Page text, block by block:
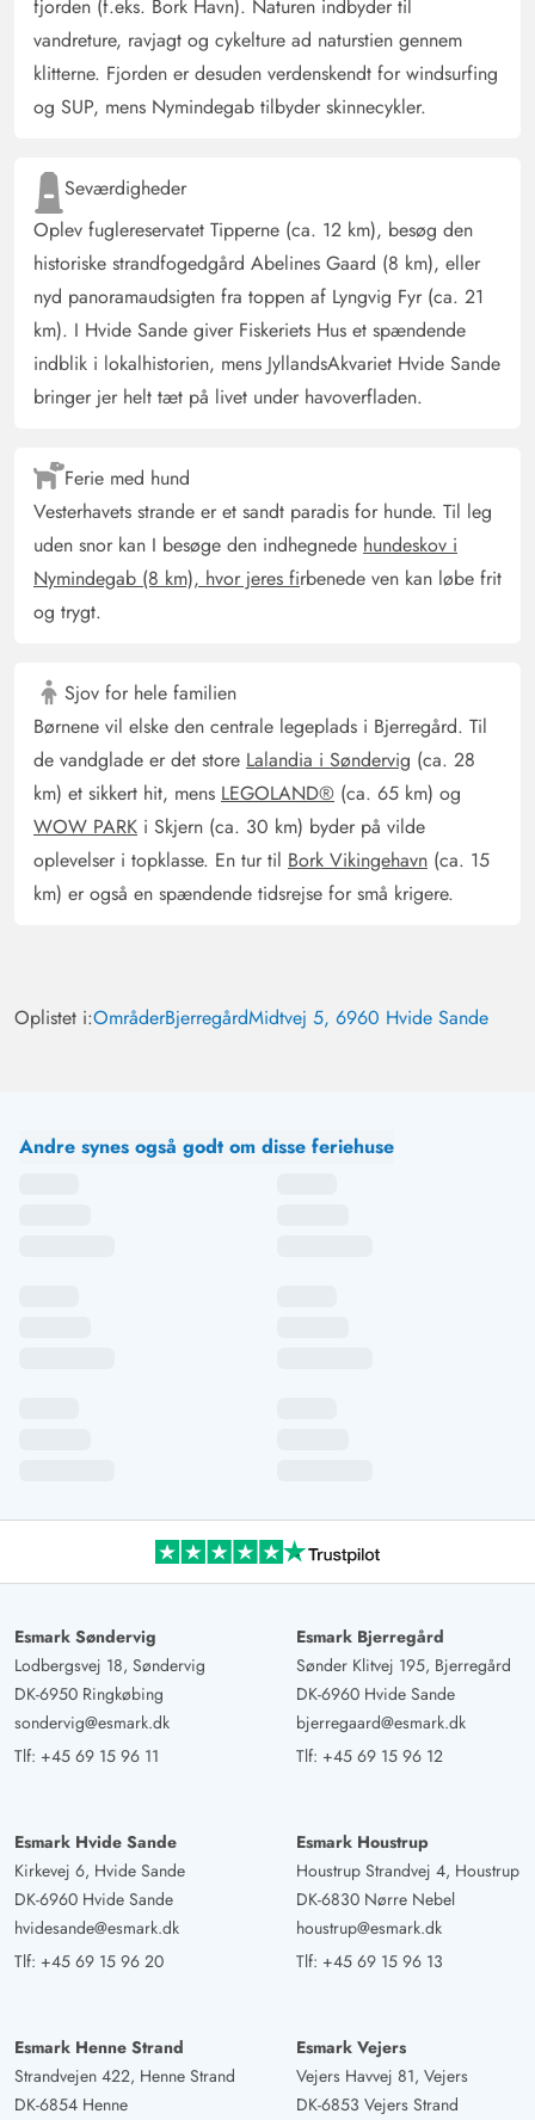
fjorden (f.eks. Bork Havn). Naturen indbyder til
vandreture, ravjagt og cykelture ad naturstien gennem
klitterne. Fjorden er desuden verdenskendt for windsurfing
og SUP, mens Nymindegab tilbyder skinnecykler.
Seværdigheder
Oplev fuglereservatet Tipperne (ca. 12 km), besøg den
historiske strandfogedgård Abelines Gaard (8 km), eller
nyd panoramaudsigten fra toppen af Lyngvig Fyr (ca. 21
km). I Hvide Sande giver Fiskeriets Hus et spændende
indblik i lokalhistorien, mens JyllandsAkvariet Hvide Sande
bringer jer helt tæt på livet under havoverfladen.
Ferie med hund
Vesterhavets strande er et sandt paradis for hunde. Til leg
uden snor kan I besøge den indhegnede hundeskov i
Nymindegab (8 km), hvor jeres firbenede ven kan løbe frit
og trygt.
Sjov for hele familien
Børnene vil elske den centrale legeplads i Bjerregård. Til
de vandglade er det store Lalandia i Søndervig (ca. 28
km) et sikkert hit, mens LEGOLAND® (ca. 65 km) og
WOW PARK i Skjern (ca. 30 km) byder på vilde
oplevelser i topklasse. En tur til Bork Vikingehavn (ca. 15
km) er også en spændende tidsrejse for små krigere.
Oplistet i:OmråderBjerregårdMidtvej 5, 6960 Hvide Sande
Andre synes også godt om disse feriehuse
Esmark Søndervig
Lodbergsvej 18, Søndervig
DK-6950 Ringkøbing
sondervig@esmark.dk
Tlf: +45 69 15 96 11
Esmark Bjerregård
Sønder Klitvej 195, Bjerregård
DK-6960 Hvide Sande
bjerregaard@esmark.dk
Tlf: +45 69 15 96 12
Esmark Hvide Sande
Kirkevej 6, Hvide Sande
DK-6960 Hvide Sande
hvidesande@esmark.dk
Tlf: +45 69 15 96 20
Esmark Houstrup
Houstrup Strandvej 4, Houstrup
DK-6830 Nørre Nebel
houstrup@esmark.dk
Tlf: +45 69 15 96 13
Esmark Henne Strand
Strandvejen 422, Henne Strand
DK-6854 Henne
Esmark Vejers
Vejers Havvej 81, Vejers
DK-6853 Vejers Strand